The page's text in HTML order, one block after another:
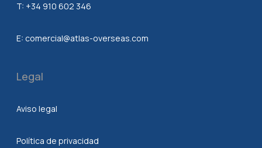
T: +34 910 602 346
E: comercial@atlas-overseas.com
Legal
Aviso legal
Política de privacidad